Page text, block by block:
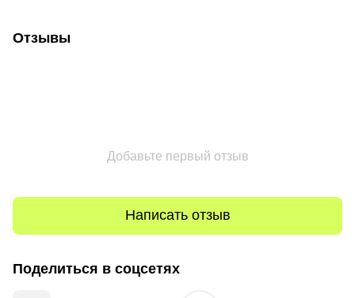
Отзывы
Добавьте первый отзыв
Написать отзыв
Поделиться в соцсетях